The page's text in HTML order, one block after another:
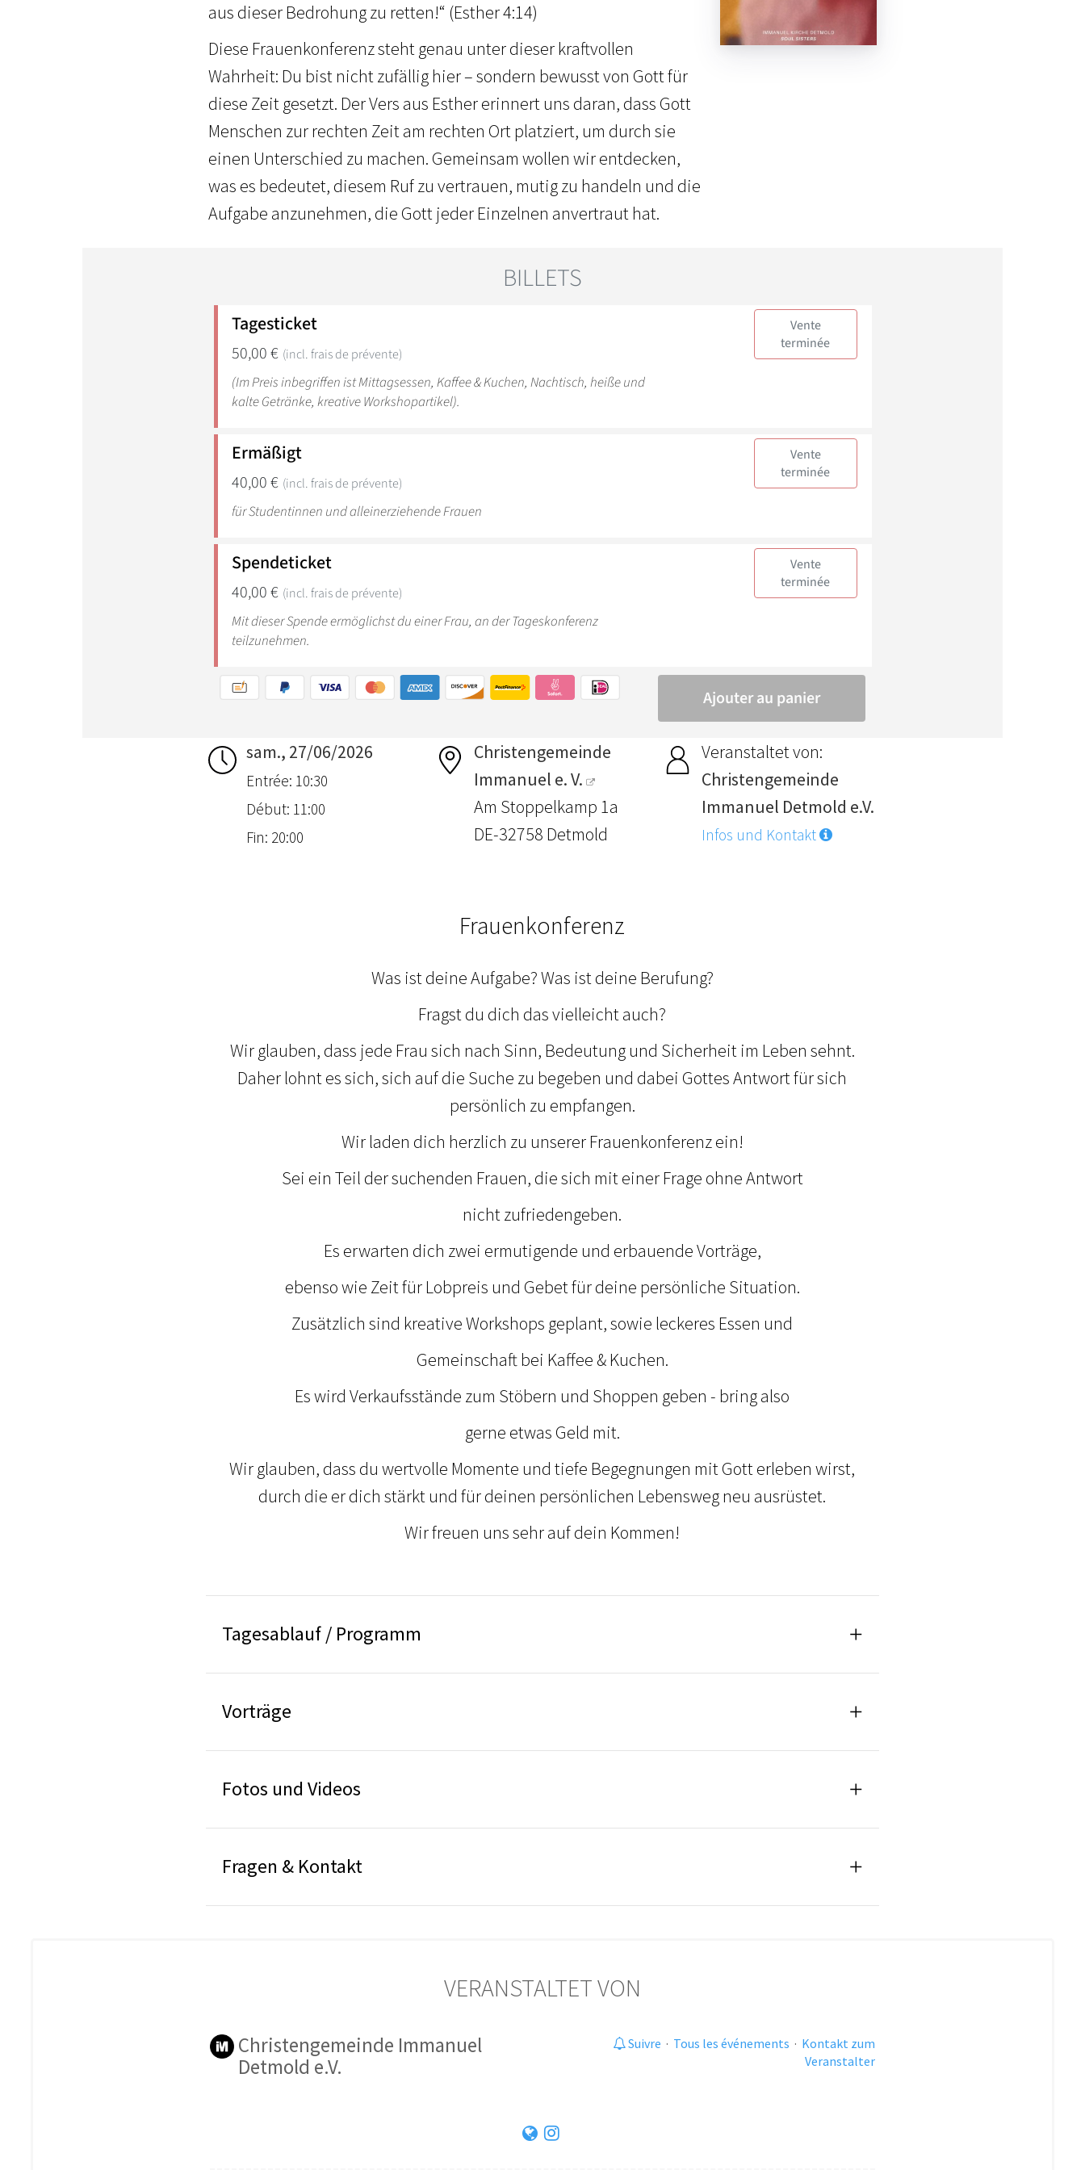
aus dieser Bedrohung zu retten!“ (Esther 4:14)
Diese Frauenkonferenz steht genau unter dieser kraftvollen
Wahrheit: Du bist nicht zufällig hier – sondern bewusst von Gott für
diese Zeit gesetzt. Der Vers aus Esther erinnert uns daran, dass Gott
Menschen zur rechten Zeit am rechten Ort platziert, um durch sie
einen Unterschied zu machen. Gemeinsam wollen wir entdecken,
was es bedeutet, diesem Ruf zu vertrauen, mutig zu handeln und die
Aufgabe anzunehmen, die Gott jeder Einzelnen anvertraut hat.
sam., 27/06/2026
Entrée: 10:30
Début: 11:00
Fin: 20:00
Christengemeinde
Immanuel e. V.
Am Stoppelkamp 1a
DE-32758 Detmold
Veranstaltet von:
Christengemeinde
Immanuel Detmold e.V.
Infos und Kontakt
Frauenkonferenz
Was ist deine Aufgabe? Was ist deine Berufung?
Fragst du dich das vielleicht auch?
Wir glauben, dass jede Frau sich nach Sinn, Bedeutung und Sicherheit im Leben sehnt.
Daher lohnt es sich, sich auf die Suche zu begeben und dabei Gottes Antwort für sich
persönlich zu empfangen.
Wir laden dich herzlich zu unserer Frauenkonferenz ein!
Sei ein Teil der suchenden Frauen, die sich mit einer Frage ohne Antwort
nicht zufriedengeben.
Es erwarten dich zwei ermutigende und erbauende Vorträge,
ebenso wie Zeit für Lobpreis und Gebet für deine persönliche Situation.
Zusätzlich sind kreative Workshops geplant, sowie leckeres Essen und
Gemeinschaft bei Kaffee & Kuchen.
Es wird Verkaufsstände zum Stöbern und Shoppen geben - bring also
gerne etwas Geld mit.
Wir glauben, dass du wertvolle Momente und tiefe Begegnungen mit Gott erleben wirst,
durch die er dich stärkt und für deinen persönlichen Lebensweg neu ausrüstet.
Wir freuen uns sehr auf dein Kommen!
Tagesablauf / Programm
Vorträge
Fotos und Videos
Fragen & Kontakt
VERANSTALTET VON
Christengemeinde Immanuel
Detmold e.V.
Suivre · Tous les événements · Kontakt zum
Veranstalter